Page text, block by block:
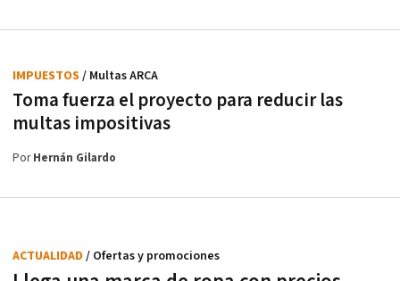
Toma fuerza el proyecto para reducir las
multas impositivas
IMPUESTOS / Multas ARCA
PorHernán Gilardo
ACTUALIDAD / Ofertas y promociones